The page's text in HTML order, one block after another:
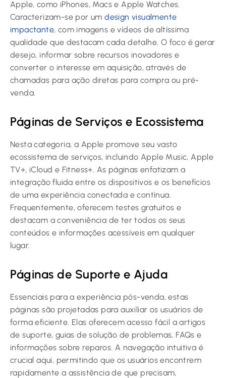
Apple, como iPhones, Macs e Apple Watches.
Caracterizam-se por umdesign visualmente
impactante, com imagens e vídeos de altíssima
qualidade que destacam cada detalhe. O foco é gerar
desejo, informar sobre recursos inovadores e
converter o interesse em aquisição, através de
chamadas para ação diretas para compra ou pré-
venda.
Páginas de Serviços e Ecossistema
Nesta categoria, a Apple promove seu vasto
ecossistema de serviços, incluindo Apple Music, Apple
TV+, iCloud e Fitness+. As páginas enfatizam a
integração fluida entre os dispositivos e os benefícios
de uma experiência conectada e contínua.
Frequentemente, oferecem testes gratuitos e
destacam a conveniência de ter todos os seus
conteúdos e informações acessíveis em qualquer
lugar.
Páginas de Suporte e Ajuda
Essenciais para a experiência pós-venda, estas
páginas são projetadas para auxiliar os usuários de
forma eficiente. Elas oferecem acesso fácil a artigos
de suporte, guias de solução de problemas, FAQs e
informações sobre reparos. A navegação intuitiva é
crucial aqui, permitindo que os usuários encontrem
rapidamente a assistência de que precisam,